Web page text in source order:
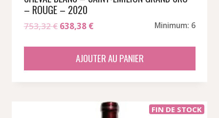
– ROUGE – 2020
753,32€ Le
était :
638,38 €Le
est :
Minimum: 6
AJOUTER AU PANIER
FIN DE STOCK